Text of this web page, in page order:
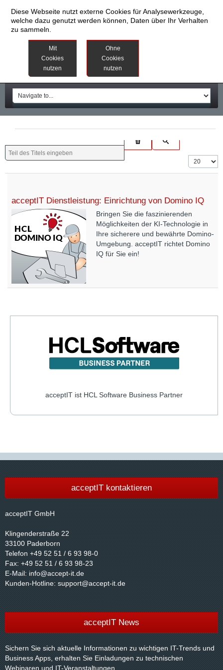
acceptIT Dienstleistung: Einrichtung von Domino IQ
Bringen Sie die faszinierenden
Möglichkeiten der KI-Technologie in
Ihre sicherere und bewährte Domino-
Umgebung. acceptIT richtet Domino
IQ für Sie ein!
acceptIT ist HCL Software Business Partner
acceptIT kontaktieren
acceptIT GmbH
Klingenderstraße 22
33100 Paderborn
Telefon +49 52 51 / 6 93 98-0
Fax: +49 52 51 / 6 93 98-23
E-Mail: info@accept-it.de
Kunden-Hotline: support@accept-it.de
acceptIT News
Sichern Sie sich aktuelle Informationen zu wichtigen IT-Trends und
Business Apps, erhalten Sie Einladungen zu technischen
Webinaren und IT-Veranstaltungen.
Diese Webseite nutzt externe Cookies für Analysewerkzeuge,
welche dazu genutzt werden können, Daten über Ihr Verhalten
zu sammeln.
Mit
Cookies
nutzen
Ohne
Cookies
nutzen